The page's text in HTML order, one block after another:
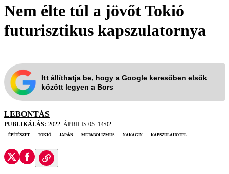
Nem élte túl a jövőt Tokió
futurisztikus kapszulatornya
Itt állíthatja be, hogy a Google keresőben elsők
között legyen a Bors
LEBONTÁS
PUBLIKÁLÁS: 2022. ÁPRILIS 05. 14:02
építészet
Tokió Japán metabolizmus Nakagin kapszulahotel